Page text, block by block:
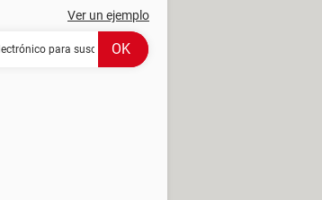
Ver un ejemplo